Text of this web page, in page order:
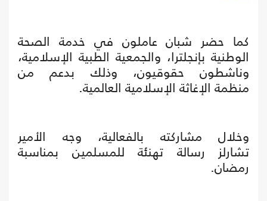
كما حضر شبان عاملون في خدمة الصحة
الوطنية بإنجلترا، والجمعية الطبية الإسلامية،
وناشطون حقوقيون، وذلك بدعم من
منظمة الإغاثة الإسلامية العالمية.
وخلال مشاركته بالفعالية، وجه الأمير
تشارلز رسالة تهنئة للمسلمين بمناسبة
رمضان.